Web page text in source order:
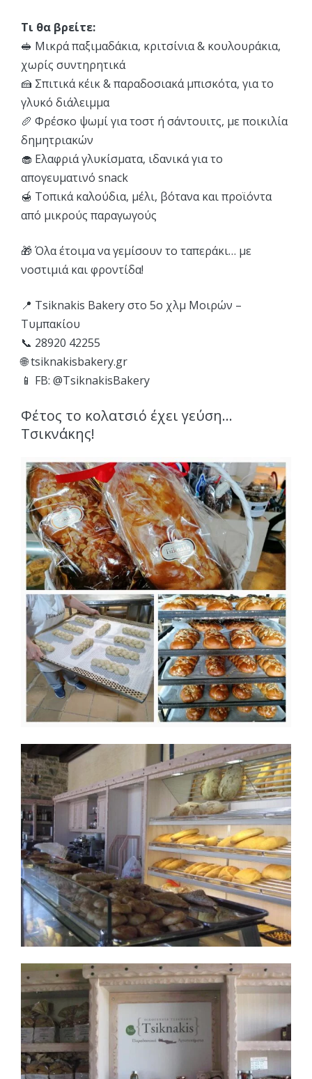
Τι θα βρείτε:
🥪 Μικρά παξιμαδάκια, κριτσίνια & κουλουράκια,
χωρίς συντηρητικά
🍰 Σπιτικά κέικ & παραδοσιακά μπισκότα, για το
γλυκό διάλειμμα
🥖 Φρέσκο ψωμί για τοστ ή σάντουιτς, με ποικιλία
δημητριακών
🧁 Ελαφριά γλυκίσματα, ιδανικά για το
απογευματινό snack
🍯 Τοπικά καλούδια, μέλι, βότανα και προϊόντα
από μικρούς παραγωγούς
🎁 Όλα έτοιμα να γεμίσουν το ταπεράκι… με
νοστιμιά και φροντίδα!
📍 Tsiknakis Bakery στο 5ο χλμ Μοιρών –
Τυμπακίου
📞 28920 42255
🌐 tsiknakisbakery.gr
📱 FB: @TsiknakisBakery
Φέτος το κολατσιό έχει γεύση…
Τσικνάκης!